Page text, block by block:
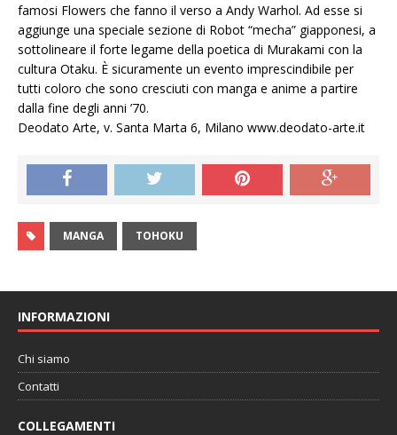
famosi Flowers che fanno il verso a Andy Warhol. Ad esse si
aggiunge una speciale sezione di Robot “mecha” giapponesi, a
sottolineare il forte legame della poetica di Murakami con la
cultura Otaku. È sicuramente un evento imprescindibile per
tutti coloro che sono cresciuti con manga e anime a partire
dalla fine degli anni ’70.
Deodato Arte, v. Santa Marta 6, Milano www.deodato-arte.it
MANGA TOHOKU
INFORMAZIONI
Chi siamo
Contatti
COLLEGAMENTI